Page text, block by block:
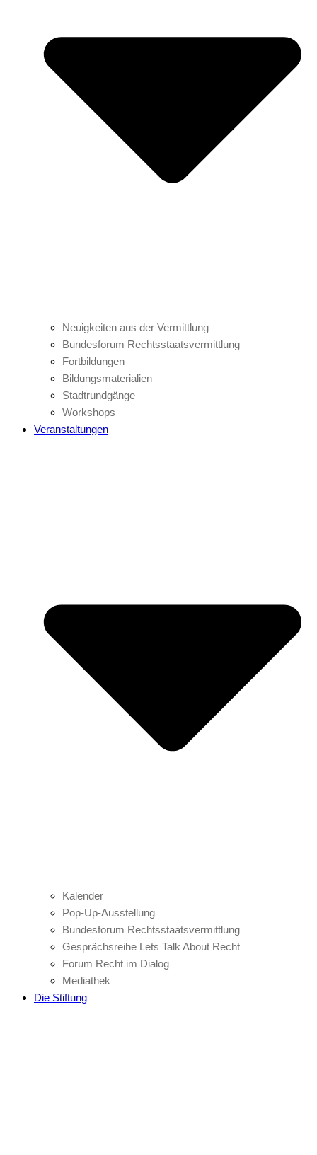
Neuigkeiten aus der Vermittlung
Bundesforum Rechtsstaatsvermittlung
Fortbildungen
Bildungsmaterialien
Stadtrundgänge
Workshops
Veranstaltungen
Kalender
Pop-Up-Ausstellung
Bundesforum Rechtsstaatsvermittlung
Gesprächsreihe Lets Talk About Recht
Forum Recht im Dialog
Mediathek
Die Stiftung